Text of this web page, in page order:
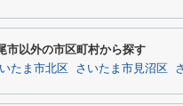
市以外の市区町村から探す
たま市北区 さいたま市見沼区